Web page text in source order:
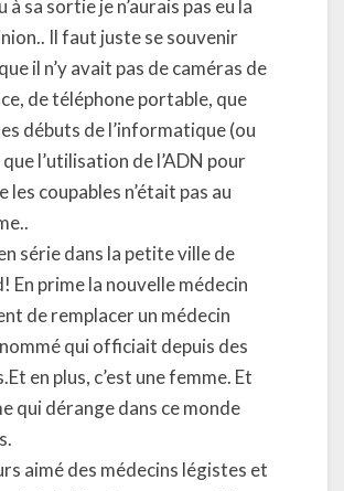
à sa sortie je n’aurais pas eu la
Il faut juste se souvenir
il n’y avait pas de caméras de
de téléphone portable, que
débuts de l’informatique (ou
l’utilisation de l’ADN pour
les coupables n’était pas au
série dans la petite ville de
En prime la nouvelle médecin
de remplacer un médecin
qui officiait depuis des
en plus, c’est une femme. Et
qui dérange dans ce monde
aimé des médecins légistes et